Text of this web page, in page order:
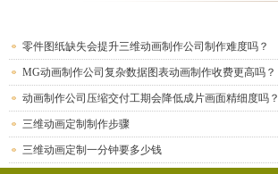
零件图纸缺失会提升三维动画制作公司制作难度吗？
MG动画制作公司复杂数据图表动画制作收费更高吗？
动画制作公司压缩交付工期会降低成片画面精细度吗？
三维动画定制制作步骤
三维动画定制一分钟要多少钱